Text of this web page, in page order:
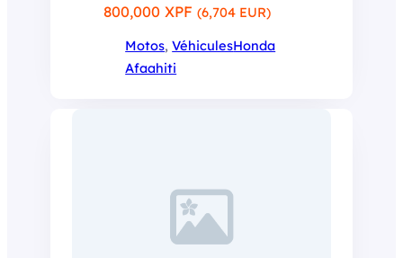
800,000 XPF(6,704 EUR)
Motos, VéhiculesHonda
Afaahiti